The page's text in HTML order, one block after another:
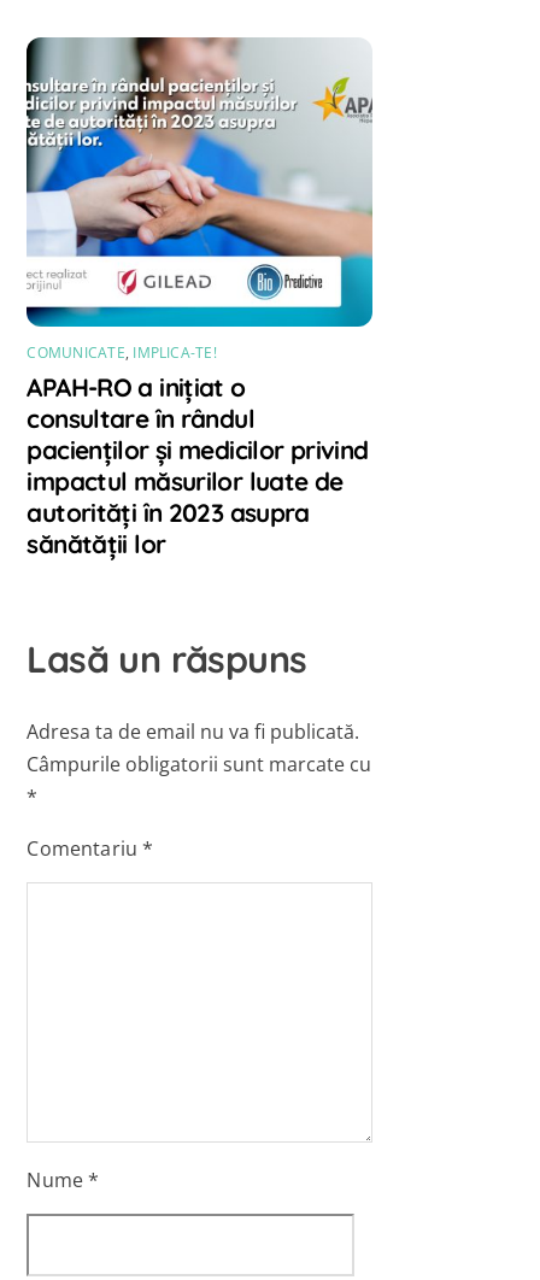
COMUNICATE, IMPLICA-TE!
APAH-RO a inițiat o
consultare în rândul
pacienților și medicilor privind
impactul măsurilor luate de
autorități în 2023 asupra
sănătății lor
Lasă un răspuns
Adresa ta de email nu va fi publicată.
Câmpurile obligatorii sunt marcate cu
*
Comentariu*
Nume*